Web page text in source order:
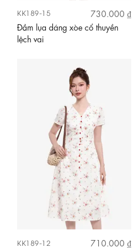
KK189-15
730.000 ₫
Đầm lụa dáng xòe cổ thuyền
lệch vai
KK189-12
710.000 ₫